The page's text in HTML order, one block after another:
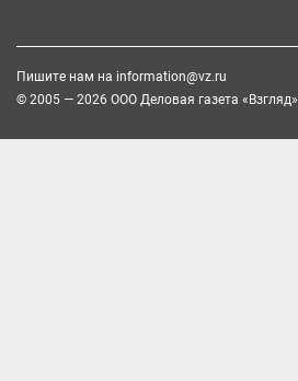
Пишите нам на information@vz.ru
© 2005 — 2026 ООО Деловая газета «Взгляд»